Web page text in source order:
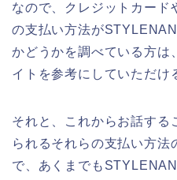
なので、クレジットカード
の支払い方法が
かどうかを調べている方
イトを参考にしていただけ
それと、これからお話する
られるそれらの支払い方法
で、あくまでも